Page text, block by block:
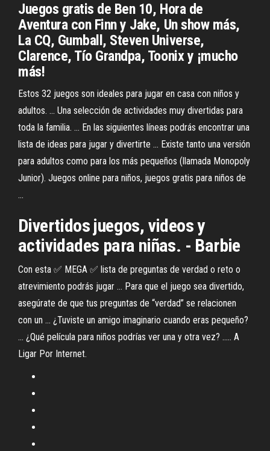
Juegos gratis de Ben 10, Hora de
Aventura con Finn y Jake, Un show más,
La CQ, Gumball, Steven Universe,
Clarence, Tío Grandpa, Toonix y ¡mucho
más!
Estos 32 juegos son ideales para jugar en casa con niños y
adultos. ... Una selección de actividades muy divertidas para
toda la familia. ... En las siguientes líneas podrás encontrar una
lista de ideas para jugar y divertirte ... Existe tanto una versión
para adultos como para los más pequeños (llamada Monopoly
Junior). Juegos online para niños, juegos gratis para niños de
...
Divertidos juegos, videos y
actividades para niñas. - Barbie
Con esta ✅ MEGA ✅ lista de preguntas de verdad o reto o
atrevimiento podrás jugar ... Para que el juego sea divertido,
asegúrate de que tus preguntas de “verdad” se relacionen
con un ... ¿Tuviste un amigo imaginario cuando eras pequeño?
... ¿Qué película para niños podrías ver una y otra vez? ..... A
Ligar Por Internet.